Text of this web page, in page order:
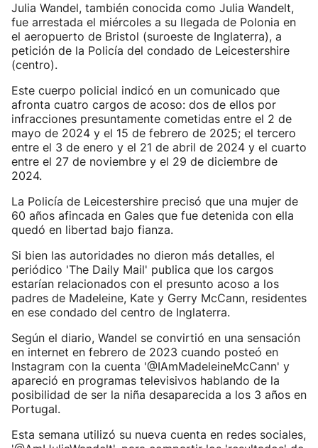
Julia Wandel, también conocida como Julia Wandelt,
fue arrestada el miércoles a su llegada de Polonia en
el aeropuerto de Bristol (suroeste de Inglaterra), a
petición de la Policía del condado de Leicestershire
(centro).
Este cuerpo policial indicó en un comunicado que
afronta cuatro cargos de acoso: dos de ellos por
infracciones presuntamente cometidas entre el 2 de
mayo de 2024 y el 15 de febrero de 2025; el tercero
entre el 3 de enero y el 21 de abril de 2024 y el cuarto
entre el 27 de noviembre y el 29 de diciembre de
2024.
La Policía de Leicestershire precisó que una mujer de
60 años afincada en Gales que fue detenida con ella
quedó en libertad bajo fianza.
Si bien las autoridades no dieron más detalles, el
periódico 'The Daily Mail' publica que los cargos
estarían relacionados con el presunto acoso a los
padres de Madeleine, Kate y Gerry McCann, residentes
en ese condado del centro de Inglaterra.
Según el diario, Wandel se convirtió en una sensación
en internet en febrero de 2023 cuando posteó en
Instagram con la cuenta '@IAmMadeleineMcCann' y
apareció en programas televisivos hablando de la
posibilidad de ser la niña desaparecida a los 3 años en
Portugal.
Esta semana utilizó su nueva cuenta en redes sociales,